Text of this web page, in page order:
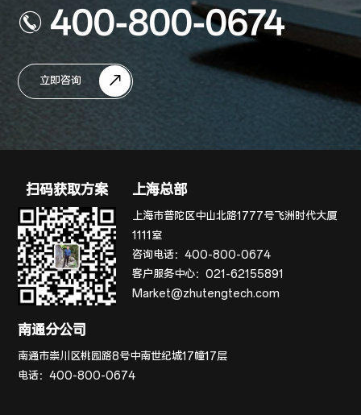
400-800-0674
立即咨询
扫码获取方案 上海总部
上海市普陀区中山北路1777号飞洲时代大厦
1111室
咨询电话：400-800-0674
客户服务中心：021-62155891
Market@zhutengtech.com
南通分公司
南通市崇川区桃园路8号中南世纪城17幢17层
电话：400-800-0674